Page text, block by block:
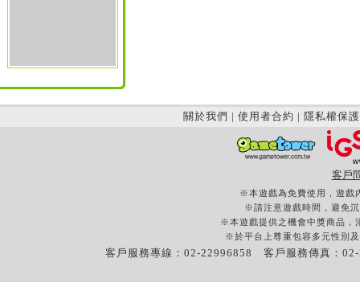
關於我們 | 使用者合約 | 隱私權保護
客戶
※本遊戲為免費使用，遊戲
※請注意遊戲時間，避免
※本遊戲提供之機會中獎商品，
※於平台上尊重包容多元性別
客戶服務專線：02-22996858 客戶服務傳真：